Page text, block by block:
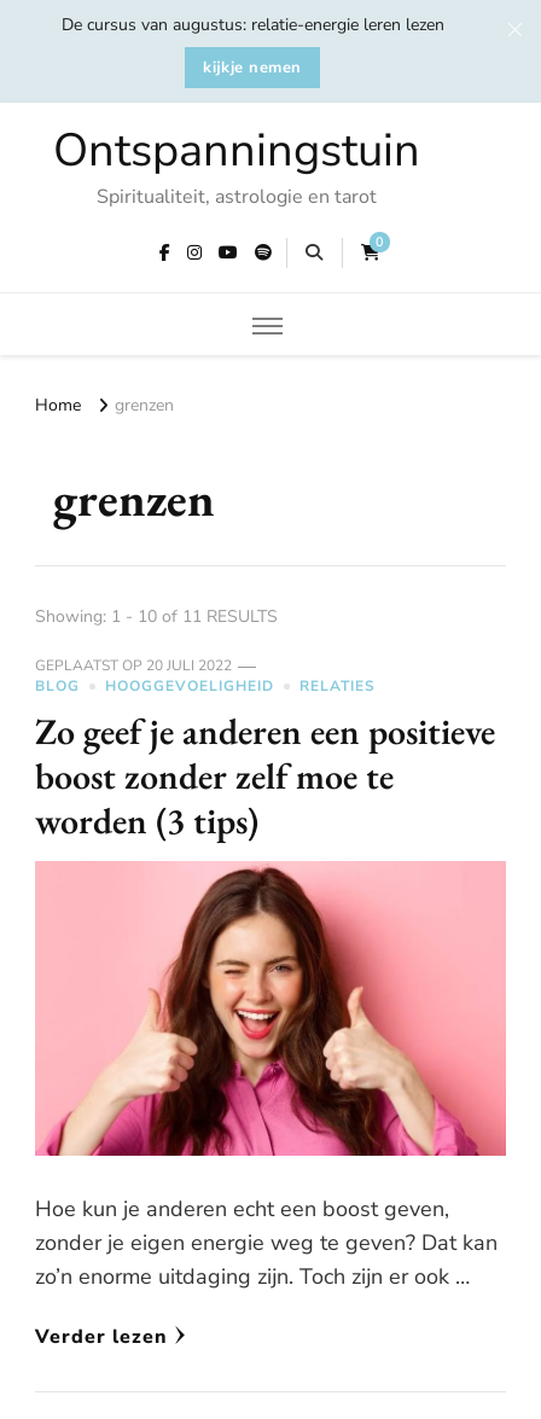
De cursus van augustus: relatie-energie leren lezen
kijkje nemen
Ontspanningstuin
Spiritualiteit, astrologie en tarot
0
Home grenzen
grenzen
Showing: 1 - 10 of 11 RESULTS
GEPLAATST OP 20 JULI 2022
BLOG
HOOGGEVOELIGHEID RELATIES
Zo geef je anderen een positieve
boost zonder zelf moe te
worden (3 tips)
Hoe kun je anderen echt een boost geven,
zonder je eigen energie weg te geven? Dat kan
zo’n enorme uitdaging zijn. Toch zijn er ook …
Verder lezen